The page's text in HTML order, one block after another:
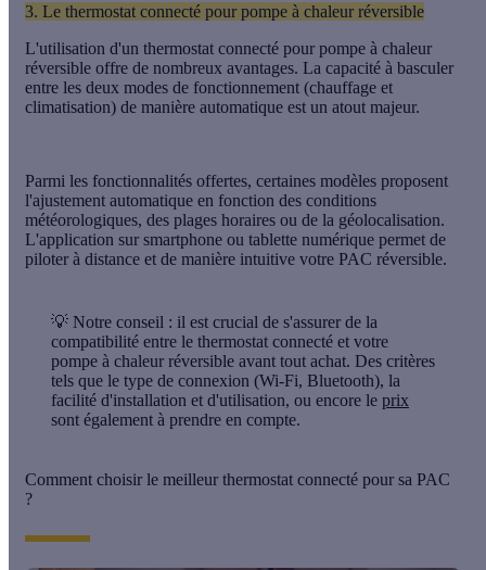
3. Le thermostat connecté pour pompe à chaleur réversible
L'utilisation d'un thermostat connecté pour pompe à chaleur
réversible offre de nombreux avantages. La capacité à basculer
entre les deux modes de fonctionnement (chauffage et
climatisation) de manière automatique est un atout majeur.
Parmi les fonctionnalités offertes, certaines modèles proposent
l'ajustement automatique en fonction des conditions
météorologiques, des plages horaires ou de la géolocalisation.
L'application sur smartphone ou tablette numérique permet de
piloter à distance et de manière intuitive votre PAC réversible.
💡 Notre conseil : il est crucial de s'assurer de la
compatibilité entre le thermostat connecté et votre
pompe à chaleur réversible avant tout achat. Des critères
tels que le type de connexion (Wi-Fi, Bluetooth), la
facilité d'installation et d'utilisation, ou encore le prix
sont également à prendre en compte.
Comment choisir le meilleur thermostat connecté pour sa PAC
?